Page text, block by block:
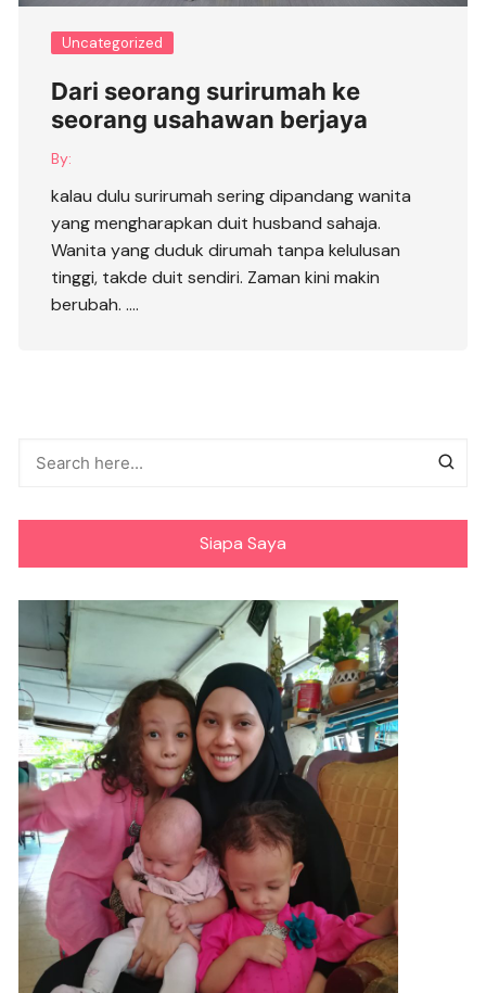
Uncategorized
Dari seorang surirumah ke
seorang usahawan berjaya
By:
kalau dulu surirumah sering dipandang wanita
yang mengharapkan duit husband sahaja.
Wanita yang duduk dirumah tanpa kelulusan
tinggi, takde duit sendiri. Zaman kini makin
berubah. ….
Siapa Saya